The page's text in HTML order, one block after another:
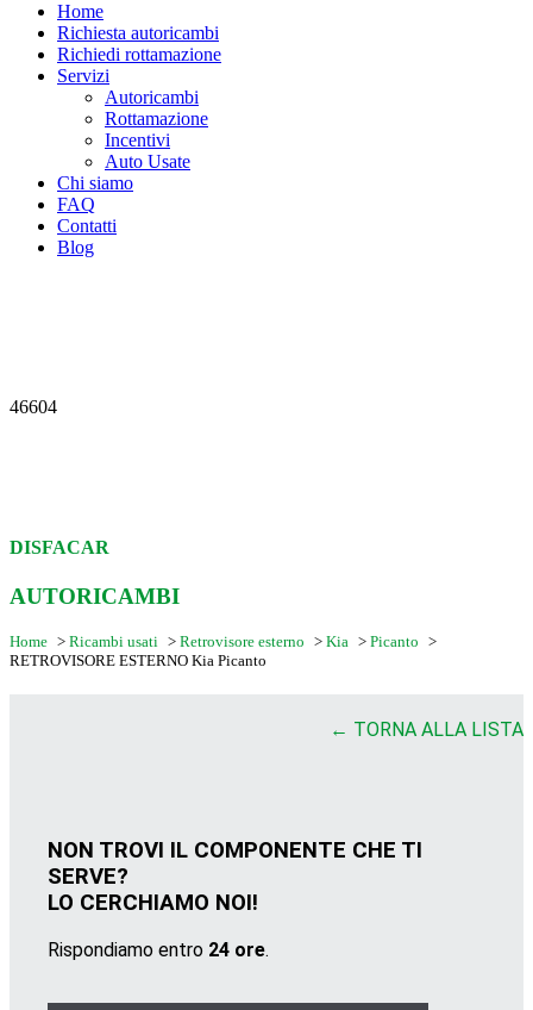
Home
Richiesta autoricambi
Richiedi rottamazione
Servizi
Autoricambi
Rottamazione
Incentivi
Auto Usate
Chi siamo
FAQ
Contatti
Blog
46604
DISFACAR
AUTORICAMBI
Home > Ricambi usati > Retrovisore esterno > Kia > Picanto >
RETROVISORE ESTERNO Kia Picanto
← TORNA ALLA LISTA
NON TROVI IL COMPONENTE CHE TI
SERVE?
LO CERCHIAMO NOI!
Rispondiamo entro 24 ore.